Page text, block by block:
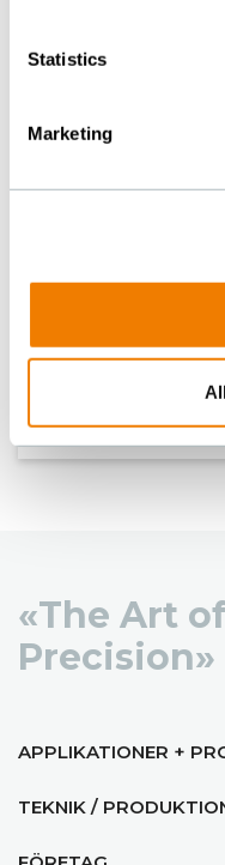
Statistics
Marketing
«The Art
Precision»
APPLIKATIONER +
TEKNIK /